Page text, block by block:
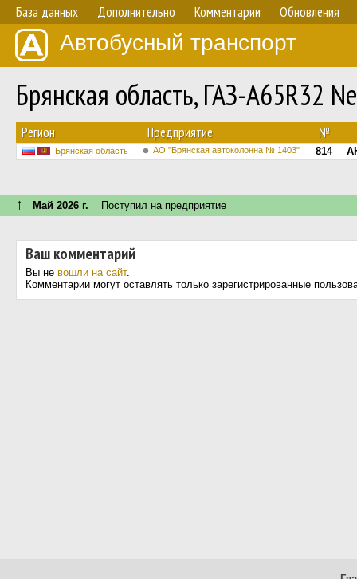
База данных Дополнительно Комментарии Обновления
Автобусный транспорт
Брянская область, ГАЗ-A65R32
Регион Предприятие №
Брянская область АО "Брянская автоколонна № 1403" 814
↑ Май 2026 г. Поступил на предприятие
Ваш комментарий
Вы не вошли на сайт.
Комментарии могут оставлять только зарегистрированные